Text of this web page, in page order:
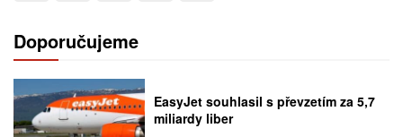
Doporučujeme
EasyJet souhlasil s převzetím za 5,7
miliardy liber